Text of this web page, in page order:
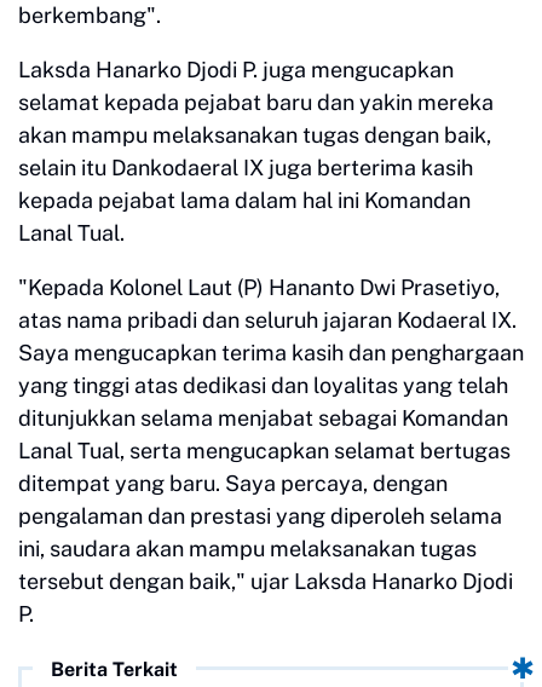
berkembang".
Laksda Hanarko Djodi P. juga mengucapkan
selamat kepada pejabat baru dan yakin mereka
akan mampu melaksanakan tugas dengan baik,
selain itu Dankodaeral IX juga berterima kasih
kepada pejabat lama dalam hal ini Komandan
Lanal Tual.
"Kepada Kolonel Laut (P) Hananto Dwi Prasetiyo,
atas nama pribadi dan seluruh jajaran Kodaeral IX.
Saya mengucapkan terima kasih dan penghargaan
yang tinggi atas dedikasi dan loyalitas yang telah
ditunjukkan selama menjabat sebagai Komandan
Lanal Tual, serta mengucapkan selamat bertugas
ditempat yang baru. Saya percaya, dengan
pengalaman dan prestasi yang diperoleh selama
ini, saudara akan mampu melaksanakan tugas
tersebut dengan baik," ujar Laksda Hanarko Djodi
P.
Berita Terkait